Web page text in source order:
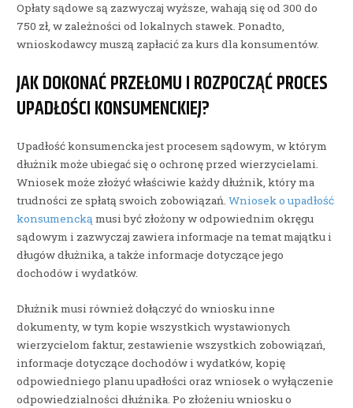
Opłaty sądowe są zazwyczaj wyższe, wahają się od 300 do
750 zł, w zależności od lokalnych stawek. Ponadto,
wnioskodawcy muszą zapłacić za kurs dla konsumentów.
JAK DOKONAĆ PRZEŁOMU I ROZPOCZĄĆ PROCES
UPADŁOŚCI KONSUMENCKIEJ?
Upadłość konsumencka jest procesem sądowym, w którym
dłużnik może ubiegać się o ochronę przed wierzycielami.
Wniosek może złożyć właściwie każdy dłużnik, który ma
trudności ze spłatą swoich zobowiązań.Wniosek o upadłość
konsumencką musi być złożony w odpowiednim okręgu
sądowym i zazwyczaj zawiera informacje na temat majątku i
długów dłużnika, a także informacje dotyczące jego
dochodów i wydatków.
Dłużnik musi również dołączyć do wniosku inne
dokumenty, w tym kopie wszystkich wystawionych
wierzycielom faktur, zestawienie wszystkich zobowiązań,
informacje dotyczące dochodów i wydatków, kopię
odpowiedniego planu upadłości oraz wniosek o wyłączenie
odpowiedzialności dłużnika. Po złożeniu wniosku o